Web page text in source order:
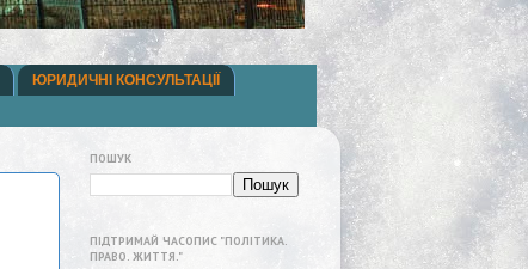
ЮРИДИЧНІ КОНСУЛЬТАЦІЇ
ПОШУК
ПІДТРИМАЙ ЧАСОПИС "ПОЛІТИКА.
ПРАВО. ЖИТТЯ."